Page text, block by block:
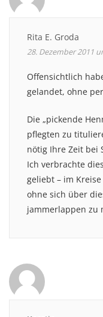
Rita E. Groda
28. Dezember 2011
Offensichtlich
gelandet, ohne
Die „pickende
pflegten zu
nötig Ihre Zeit bei
Ich verbrachte
geliebt – im
ohne sich über
jammerlappen zu